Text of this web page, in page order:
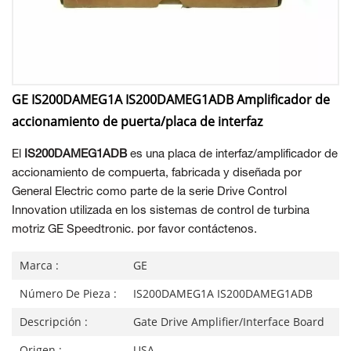
GE IS200DAMEG1A IS200DAMEG1ADB Amplificador de
accionamiento de puerta/placa de interfaz
El IS200DAMEG1ADBes una placa de interfaz/amplificador de
accionamiento de compuerta, fabricada y diseñada por
General Electric como parte de la serie Drive Control
Innovation utilizada en los sistemas de control de turbina
motriz GE Speedtronic. por favor contáctenos.
Marca :
GE
Número De Pieza :
IS200DAMEG1A IS200DAMEG1ADB
Descripción :
Gate Drive Amplifier/Interface Board